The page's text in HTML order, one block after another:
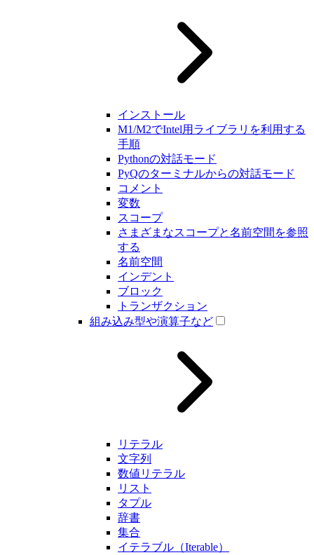
インストール
M1/M2でIntel用ライブラリを利用する
手順
Pythonの対話モード
PyQのターミナルからの対話モード
コメント
変数
スコープ
さまざまなスコープと名前空間を参照
する
名前空間
インデント
ブロック
トランザクション
組み込み型や演算子など
リテラル
文字列
数値リテラル
リスト
タプル
辞書
集合
イテラブル（Iterable）